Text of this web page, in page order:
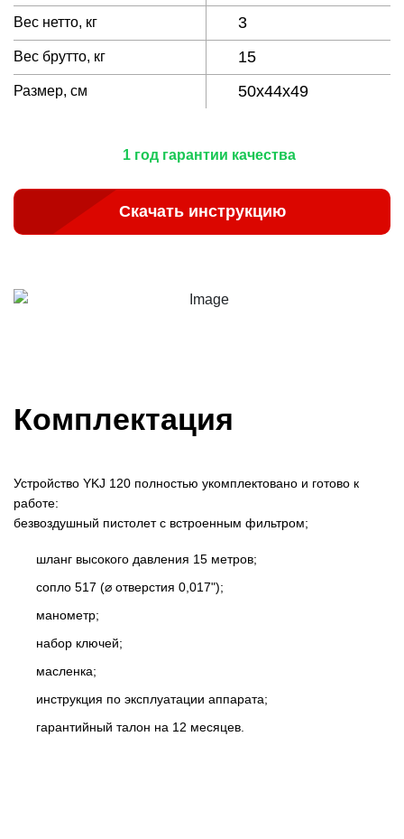
Вес нетто, кг 3
Вес брутто, кг 15
Размер, см 50x44x49
1 год гарантии качества
Скачать инструкцию
Комплектация
Устройство YKJ 120 полностью укомплектовано и готово к
работе:
безвоздушный пистолет с встроенным фильтром;
шланг высокого давления 15 метров;
сопло 517 (⌀ отверстия 0,017");
манометр;
набор ключей;
масленка;
инструкция по эксплуатации аппарата;
гарантийный талон на 12 месяцев.